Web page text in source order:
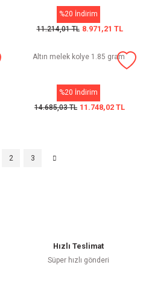
%20 İndirim
11.214,01 TL 8.971,21 TL
Altın melek kolye 1.85 gram
%20 İndirim
14.685,03 TL 11.748,02 TL
2 3
Hızlı Teslimat
Süper hızlı gönderi